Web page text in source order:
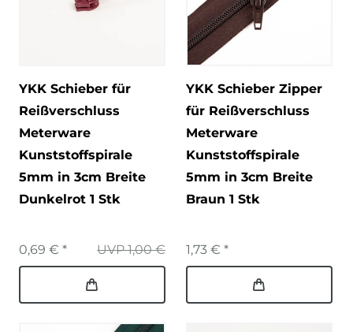
YKK Schieber für
Reißverschluss
Meterware
Kunststoffspirale
5mm in 3cm Breite
Dunkelrot 1 Stk
UVP 1,00 €
0,69 € *
YKK Schieber Zipper
für Reißverschluss
Meterware
Kunststoffspirale
5mm in 3cm Breite
Braun 1 Stk
1,73 € *